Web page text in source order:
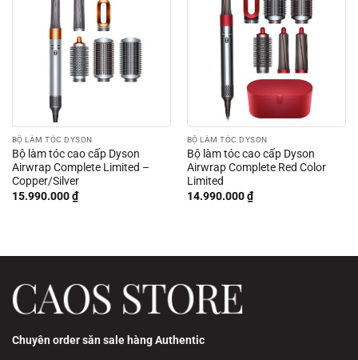
BỘ LÀM TÓC DYSON
Bộ làm tóc cao cấp Dyson
Airwrap Complete Limited –
Copper/Silver
15.990.000₫
BỘ LÀM TÓC DYSON
Bộ làm tóc cao cấp Dyson
Airwrap Complete Red Color
Limited
14.990.000₫
Chuyên order săn sale hàng Authentic